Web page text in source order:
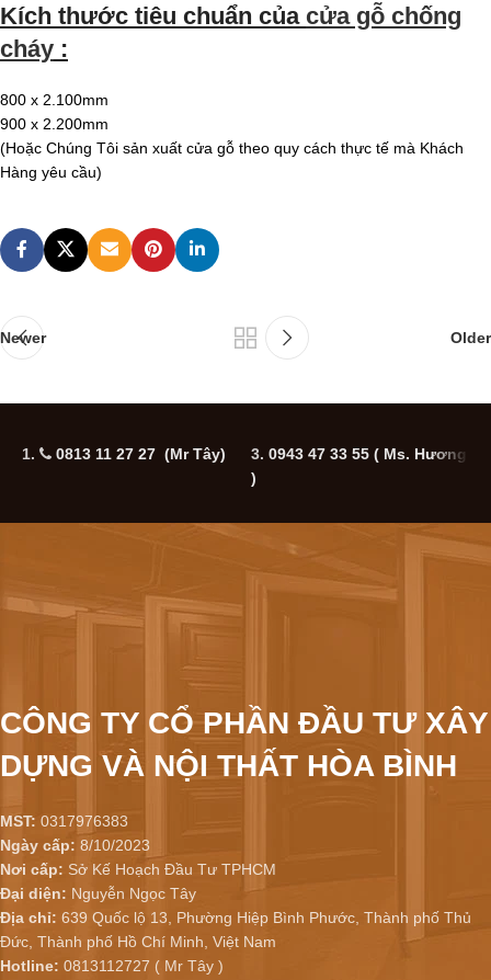
Kích thước tiêu chuẩn của cửa gỗ chống
cháy :
800 x 2.100mm
900 x 2.200mm
(Hoặc Chúng Tôi sản xuất cửa gỗ theo quy cách thực tế mà Khách
Hàng yêu cầu)
Newer Older
1. 0813 11 27 27 (Mr Tây) 3. 0943 47 33 55 ( Ms. Hương
)
CÔNG TY CỔ PHẦN ĐẦU TƯ XÂY
DỰNG VÀ NỘI THẤT HÒA BÌNH
MST: 0317976383
Ngày cấp: 8/10/2023
Nơi cấp: Sở Kế Hoạch Đầu Tư TPHCM
Đại diện: Nguyễn Ngọc Tây
Địa chỉ: 639 Quốc lộ 13, Phường Hiệp Bình Phước, Thành phố Thủ
Đức, Thành phố Hồ Chí Minh, Việt Nam
Hotline: 0813112727 ( Mr Tây )